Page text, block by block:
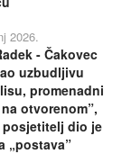
2026.
- Čakovec
uzbudljivu
promenadni
otvorenom”,
posjetitelj dio je
„postava”